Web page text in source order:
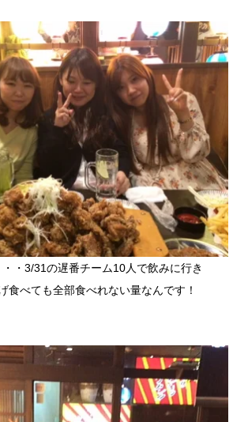
・3/31の遅番チーム10人で飲みに行き
食べても全部食べれない量なんです！